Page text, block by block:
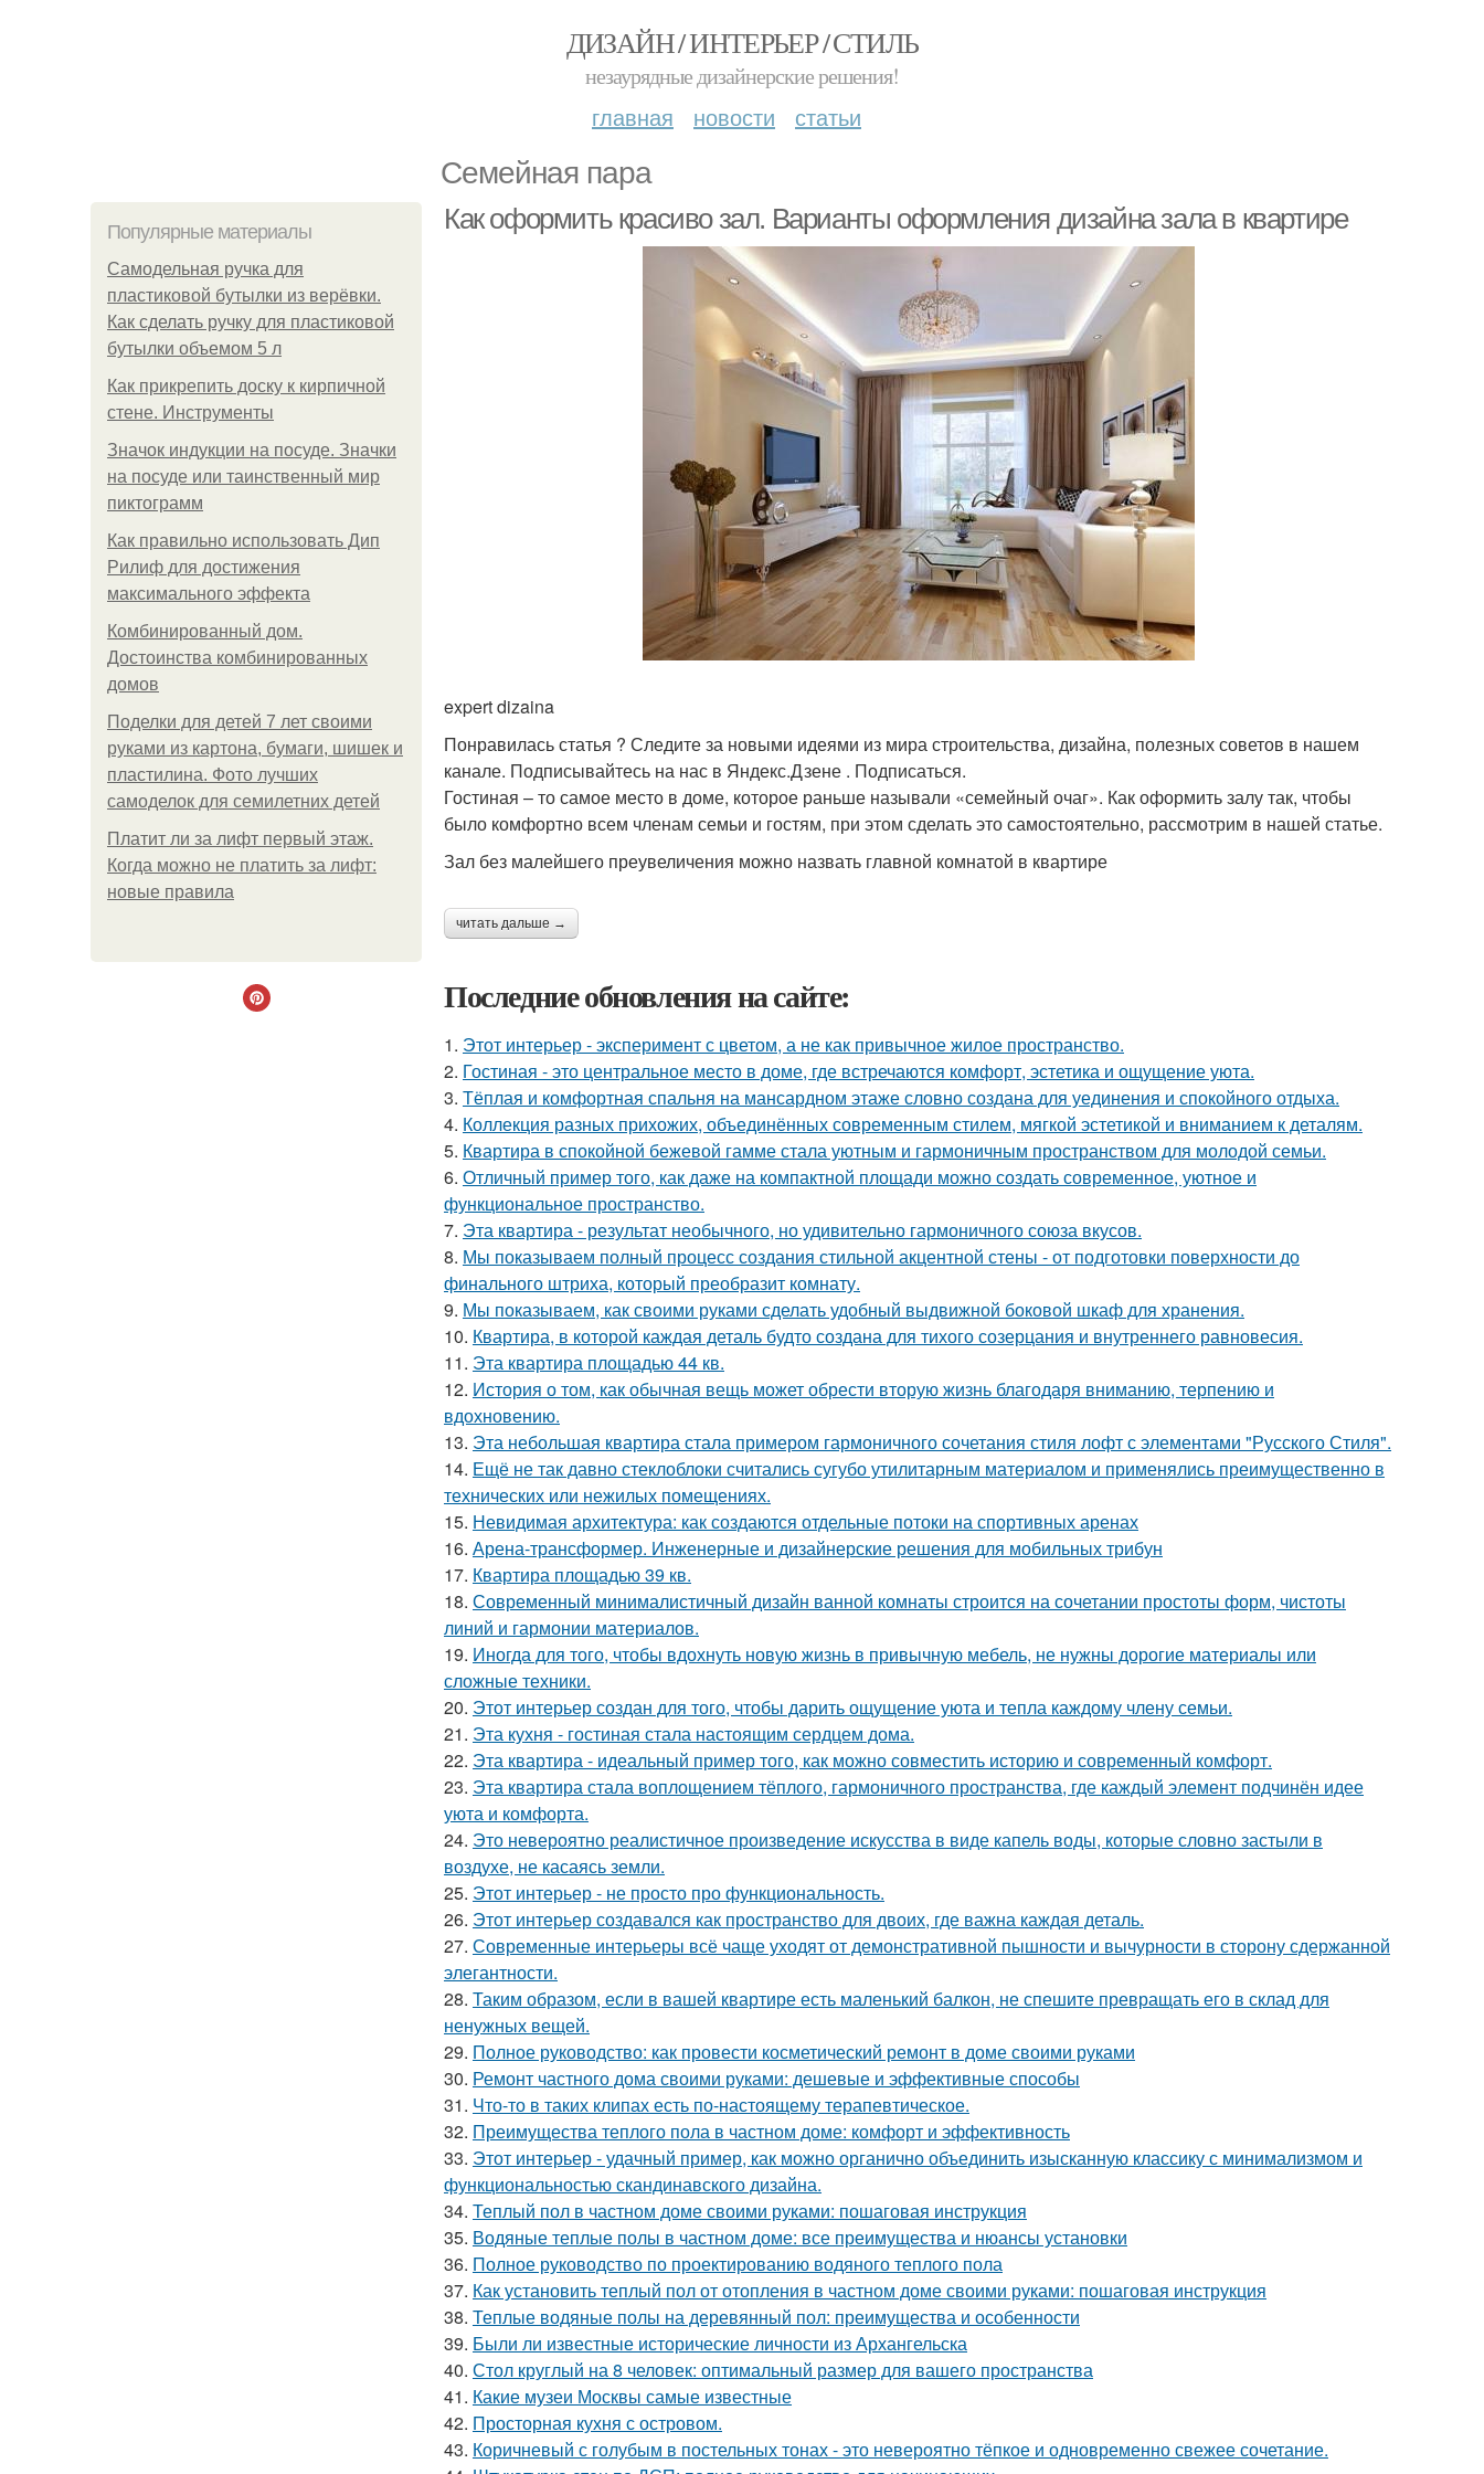
ДИЗАЙН / ИНТЕРЬЕР / СТИЛЬ
незаурядные дизайнерские решения!
главная новости статьи
Семейная пара
Популярные материалы
Самодельная ручка для
пластиковой бутылки из верёвки.
Как сделать ручку для пластиковой
бутылки объемом 5 л
Как прикрепить доску к кирпичной
стене. Инструменты
Значок индукции на посуде. Значки
на посуде или таинственный мир
пиктограмм
Как правильно использовать Дип
Рилиф для достижения
максимального эффекта
Комбинированный дом.
Достоинства комбинированных
домов
Поделки для детей 7 лет своими
руками из картона, бумаги, шишек и
пластилина. Фото лучших
самоделок для семилетних детей
Платит ли за лифт первый этаж.
Когда можно не платить за лифт:
новые правила
Как оформить красиво зал. Варианты оформления дизайна зала в квартире
expert dizaina
Понравилась статья ? Следите за новыми идеями из мира строительства, дизайна, полезных советов в нашем
канале. Подписывайтесь на нас в Яндекс.Дзене . Подписаться.
Гостиная – то самое место в доме, которое раньше называли «семейный очаг». Как оформить залу так, чтобы
было комфортно всем членам семьи и гостям, при этом сделать это самостоятельно, рассмотрим в нашей статье.
Зал без малейшего преувеличения можно назвать главной комнатой в квартире
читать дальше →
Последние обновления на сайте:
1. Этот интерьер - эксперимент с цветом, а не как привычное жилое пространство.
2. Гостиная - это центральное место в доме, где встречаются комфорт, эстетика и ощущение уюта.
3. Тёплая и комфортная спальня на мансардном этаже словно создана для уединения и спокойного отдыха.
4. Коллекция разных прихожих, объединённых современным стилем, мягкой эстетикой и вниманием к деталям.
5. Квартира в спокойной бежевой гамме стала уютным и гармоничным пространством для молодой семьи.
6. Отличный пример того, как даже на компактной площади можно создать современное, уютное и
функциональное пространство.
7. Эта квартира - результат необычного, но удивительно гармоничного союза вкусов.
8. Мы показываем полный процесс создания стильной акцентной стены - от подготовки поверхности до
финального штриха, который преобразит комнату.
9. Мы показываем, как своими руками сделать удобный выдвижной боковой шкаф для хранения.
10. Квартира, в которой каждая деталь будто создана для тихого созерцания и внутреннего равновесия.
11. Эта квартира площадью 44 кв.
12. История о том, как обычная вещь может обрести вторую жизнь благодаря вниманию, терпению и
вдохновению.
13. Эта небольшая квартира стала примером гармоничного сочетания стиля лофт с элементами "Русского Стиля".
14. Ещё не так давно стеклоблоки считались сугубо утилитарным материалом и применялись преимущественно в
технических или нежилых помещениях.
15. Невидимая архитектура: как создаются отдельные потоки на спортивных аренах
16. Арена-трансформер. Инженерные и дизайнерские решения для мобильных трибун
17. Квартира площадью 39 кв.
18. Современный минималистичный дизайн ванной комнаты строится на сочетании простоты форм, чистоты
линий и гармонии материалов.
19. Иногда для того, чтобы вдохнуть новую жизнь в привычную мебель, не нужны дорогие материалы или
сложные техники.
20. Этот интерьер создан для того, чтобы дарить ощущение уюта и тепла каждому члену семьи.
21. Эта кухня - гостиная стала настоящим сердцем дома.
22. Эта квартира - идеальный пример того, как можно совместить историю и современный комфорт.
23. Эта квартира стала воплощением тёплого, гармоничного пространства, где каждый элемент подчинён идее
уюта и комфорта.
24. Это невероятно реалистичное произведение искусства в виде капель воды, которые словно застыли в
воздухе, не касаясь земли.
25. Этот интерьер - не просто про функциональность.
26. Этот интерьер создавался как пространство для двоих, где важна каждая деталь.
27. Современные интерьеры всё чаще уходят от демонстративной пышности и вычурности в сторону сдержанной
элегантности.
28. Таким образом, если в вашей квартире есть маленький балкон, не спешите превращать его в склад для
ненужных вещей.
29. Полное руководство: как провести косметический ремонт в доме своими руками
30. Ремонт частного дома своими руками: дешевые и эффективные способы
31. Что-то в таких клипах есть по-настоящему терапевтическое.
32. Преимущества теплого пола в частном доме: комфорт и эффективность
33. Этот интерьер - удачный пример, как можно органично объединить изысканную классику с минимализмом и
функциональностью скандинавского дизайна.
34. Теплый пол в частном доме своими руками: пошаговая инструкция
35. Водяные теплые полы в частном доме: все преимущества и нюансы установки
36. Полное руководство по проектированию водяного теплого пола
37. Как установить теплый пол от отопления в частном доме своими руками: пошаговая инструкция
38. Теплые водяные полы на деревянный пол: преимущества и особенности
39. Были ли известные исторические личности из Архангельска
40. Стол круглый на 8 человек: оптимальный размер для вашего пространства
41. Какие музеи Москвы самые известные
42. Просторная кухня с островом.
43. Коричневый с голубым в постельных тонах - это невероятно тёпкое и одновременно свежее сочетание.